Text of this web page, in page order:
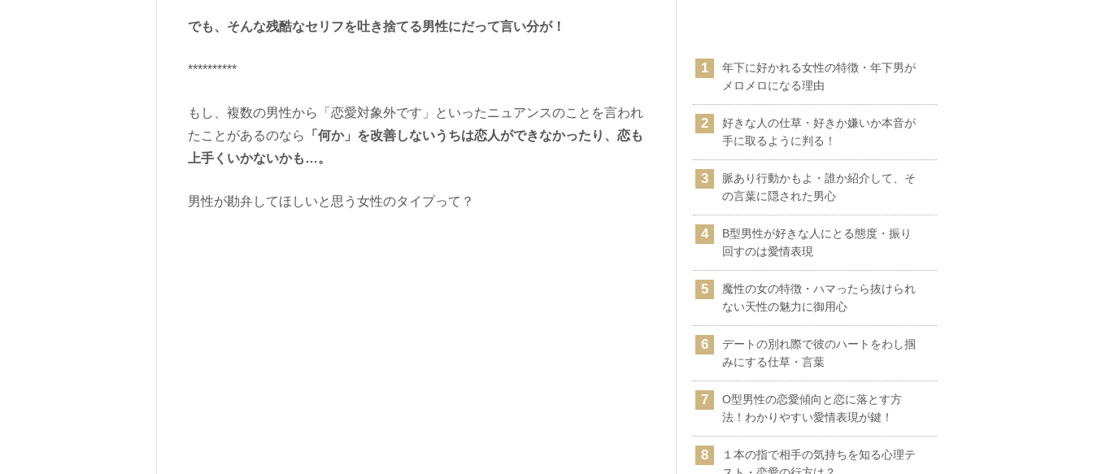
でも、そんな残酷なセリフを吐き捨てる男性にだって言い分が！
**********
もし、複数の男性から「恋愛対象外です」といったニュアンスのことを言われ
たことがあるのなら
「何か」を改善しないうちは恋人ができなかったり、恋も
上手くいかないかも…。
男性が勘弁してほしいと思う女性のタイプって？
年下に好かれる女性の特徴・年下男が
メロメロになる理由
好きな人の仕草・好きか嫌いか本音が
手に取るように判る！
脈あり行動かもよ・誰か紹介して、そ
の言葉に隠された男心
B型男性が好きな人にとる態度・振り
回すのは愛情表現
魔性の女の特徴・ハマったら抜けられ
ない天性の魅力に御用心
デートの別れ際で彼のハートをわし掴
みにする仕草・言葉
O型男性の恋愛傾向と恋に落とす方
法！わかりやすい愛情表現が鍵！
１本の指で相手の気持ちを知る心理テ